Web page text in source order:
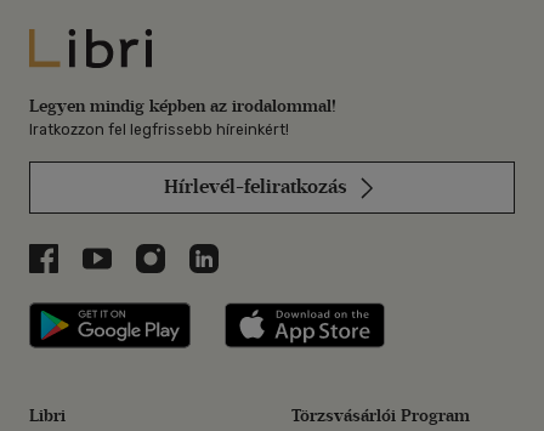
Libri
Legyen mindig képben az irodalommal!
Iratkozzon fel legfrissebb híreinkért!
Hírlevél-feliratkozás
Libri a Facebookon
Libri a Youtube-on
Libri az Instagramon
Libri a LinkedInen
Libri applikáció Szerezd meg: Google
Libri Törzsvásárlói Program